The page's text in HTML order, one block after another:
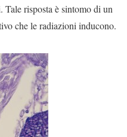
Tale risposta è sintomo di un
che le radiazioni inducono.